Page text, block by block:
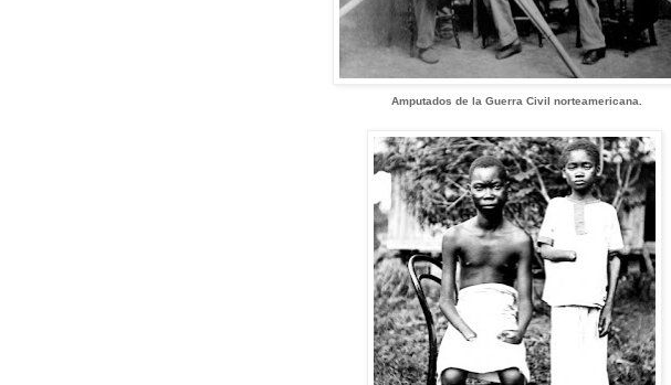
Amputados de la Guerra Civil norteamericana.